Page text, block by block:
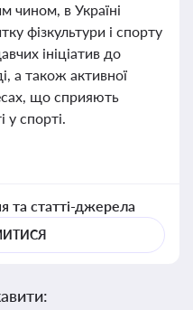
чином, в Україні
фізкультури і спорту
ініціатив до
а також активної
що сприяють
у спорті.
та статті-джерела